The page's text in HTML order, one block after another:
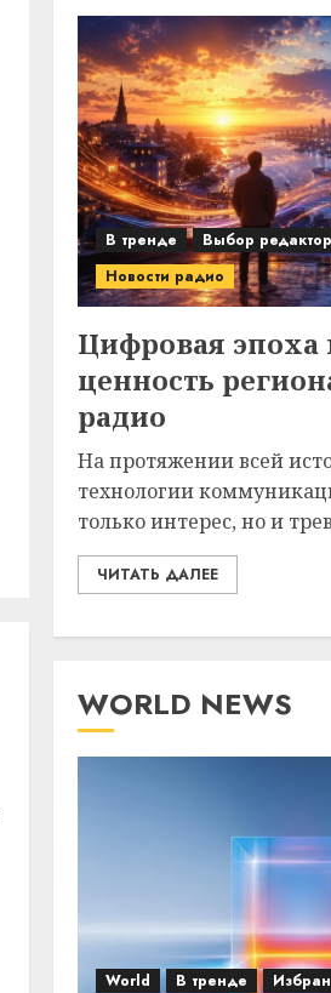
В тренде
Выбор
Новости радио
Цифровая эпоха
ценность
радио
На протяжении всей
технологии
только интерес, но и
ЧИТАТЬ ДАЛЕЕ
WORLD NEWS
World В тренде